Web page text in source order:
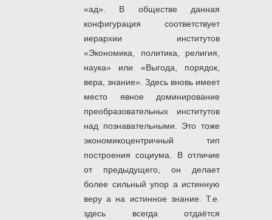
«ад». В обществе данная
конфигурация соответствует
иерархии институтов
«Экономика, политика, религия,
наука» или «Выгода, порядок,
вера, знание». Здесь вновь имеет
место явное доминирование
преобразовательных институтов
над познавательными. Это тоже
экономикоцентричный тип
построения социума. В отличие
от предыдущего, он делает
более сильный упор а истинную
веру а на истинное знание. Т.е.
здесь всегда отдаётся